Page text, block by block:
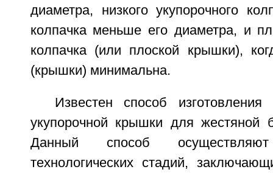
диаметра, низкого укупорочного
колпачка меньше его диаметра, и
колпачка (или плоской крышки),
(крышки) минимальна.
Известен способ изготовления
укупорочной крышки для жестяной
Данный способ
технологических стадий,